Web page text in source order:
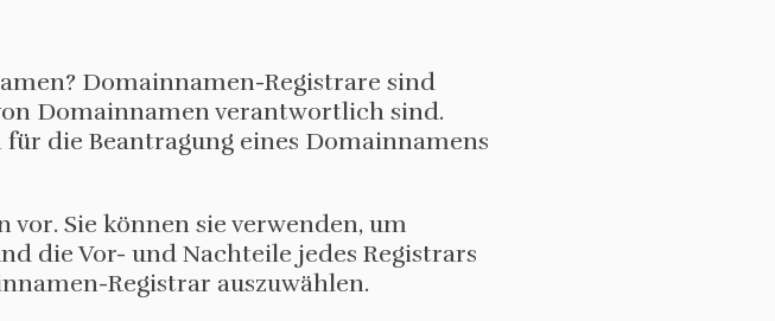
Domainnamen-Registrare sind
Domainnamen verantwortlich sind.
die Beantragung eines Domainnamens
Sie können sie verwenden, um
die Vor- und Nachteile jedes Registrars
Registrar auszuwählen.